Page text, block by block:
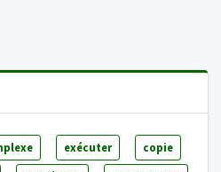
exécuter copie